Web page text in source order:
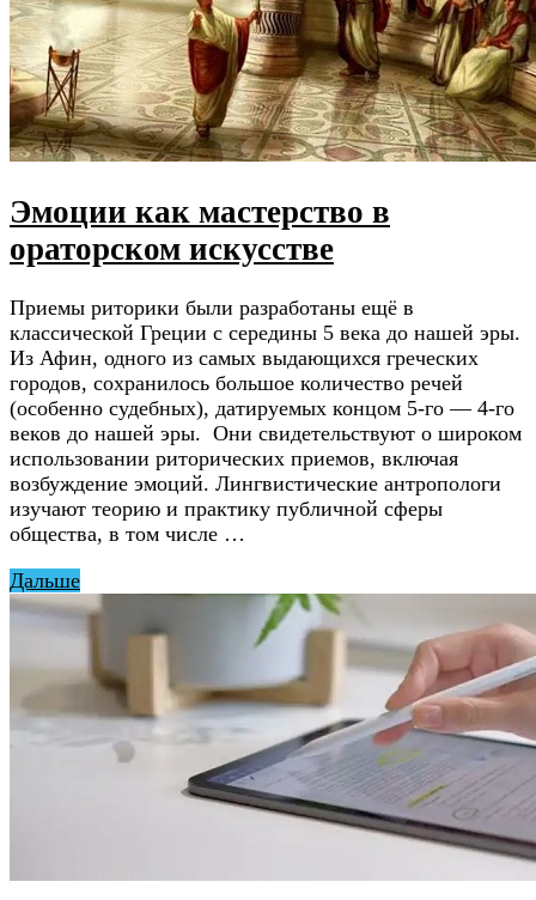
Эмоции как мастерство в
ораторском искусстве
Приемы риторики были разработаны ещё в
классической Греции с середины 5 века до нашей эры.
Из Афин, одного из самых выдающихся греческих
городов, сохранилось большое количество речей
(особенно судебных), датируемых концом 5-го — 4-го
веков до нашей эры. Они свидетельствуют о широком
использовании риторических приемов, включая
возбуждение эмоций. Лингвистические антропологи
изучают теорию и практику публичной сферы
общества, в том числе …
Дальше